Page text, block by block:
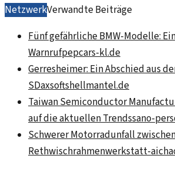
NetzwerkVerwandte Beiträge
Fünf gefährliche BMW-Modelle:
Warnrufpepcars-kl.de
Gerresheimer: Ein Abschied aus
SDaxsoftshellmantel.de
Taiwan Semiconductor
auf die aktuellen Trendssano-
Schwerer Motorradunfall
Rethwischrahmenwerkstatt-